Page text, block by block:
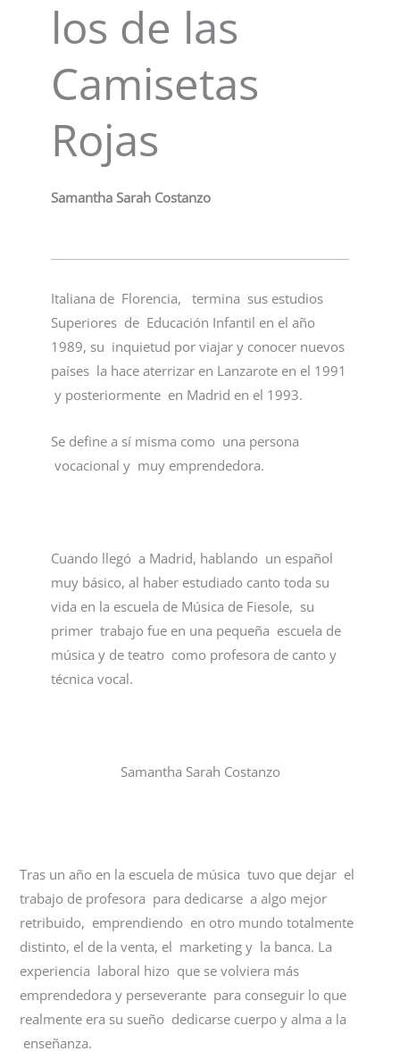
los de las
Camisetas
Rojas
Samantha Sarah Costanzo
Italiana de Florencia, termina sus estudios
Superiores de Educación Infantil en el año
1989, su inquietud por viajar y conocer nuevos
países la hace aterrizar en Lanzarote en el 1991
y posteriormente en Madrid en el 1993.
Se define a sí misma como una persona
vocacional y muy emprendedora.
Cuando llegó a Madrid, hablando un español
muy básico, al haber estudiado canto toda su
vida en la escuela de Música de Fiesole, su
primer trabajo fue en una pequeña escuela de
música y de teatro como profesora de canto y
técnica vocal.
Samantha Sarah Costanzo
Tras un año en la escuela de música tuvo que dejar el
trabajo de profesora para dedicarse a algo mejor
retribuido, emprendiendo en otro mundo totalmente
distinto, el de la venta, el marketing y la banca. La
experiencia laboral hizo que se volviera más
emprendedora y perseverante para conseguir lo que
realmente era su sueño dedicarse cuerpo y alma a la
enseñanza.